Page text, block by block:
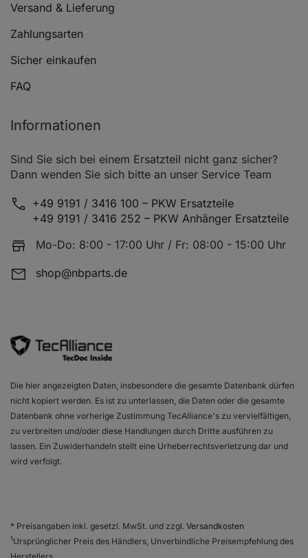
Versand & Lieferung
Zahlungsarten
Sicher einkaufen
FAQ
Informationen
Sind Sie sich bei einem Ersatzteil nicht ganz sicher?
Dann wenden Sie sich bitte an unser Service Team
+49 9191 / 3416 100 – PKW Ersatzteile
+49 9191 / 3416 252 – PKW Anhänger Ersatzteile
Mo-Do: 8:00 - 17:00 Uhr / Fr: 08:00 - 15:00 Uhr
shop@nbparts.de
Die hier angezeigten Daten, insbesondere die gesamte Datenbank dürfen
nicht kopiert werden. Es ist zu unterlassen, die Daten oder die gesamte
Datenbank ohne vorherige Zustimmung TecAlliance's zu vervielfältigen,
zu verbreiten und/oder diese Handlungen durch Dritte ausführen zu
lassen. Ein Zuwiderhandeln stellt eine Urheberrechtsverletzung dar und
wird verfolgt.
* Preisangaben inkl. gesetzl. MwSt. und zzgl. Versandkosten
1Ursprünglicher Preis des Händlers, Unverbindliche Preisempfehlung des